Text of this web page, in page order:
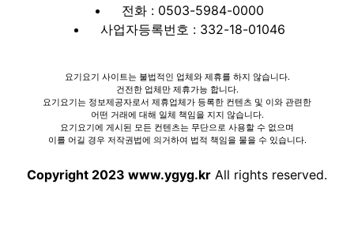
전화 : 0503-5984-0000
사업자등록번호 : 332-18-01046
요기요기 사이트는 불법적인 업체와 제휴를 하지 않습니다.
건전한 업체만 제휴가능 합니다.
요기요기는 정보제공자로서 제휴업체가 등록한 컨텐츠 및 이와 관련한
어떤 거래에 대해 일체 책임을 지지 않습니다.
요기요기에 게시된 모든 컨텐츠는 무단으로 사용할 수 없으며
이를 어길 경우 저작권법에 의거하여 법적 책임을 물을 수 있습니다.
Copyright 2023 www.ygyg.kr All rights reserved.